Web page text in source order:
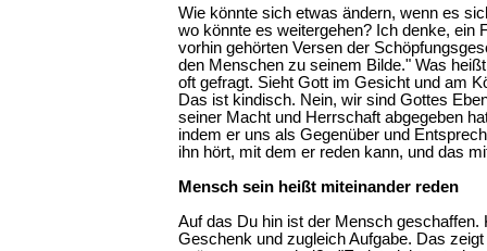
Wie könnte sich etwas ändern, wenn es
wo könnte es weitergehen? Ich denke, ein
vorhin gehörten Versen der
den Menschen zu seinem Bilde." Was
oft gefragt. Sieht Gott im Gesicht und am
Das ist kindisch. Nein, wir sind Gottes
seiner Macht und Herrschaft abgegeben
indem er uns als Gegenüber und
ihn hört, mit dem er reden kann, und das
Mensch sein heißt miteinander reden
Auf das Du hin ist der Mensch geschaffen.
Geschenk und zugleich Aufgabe. Das